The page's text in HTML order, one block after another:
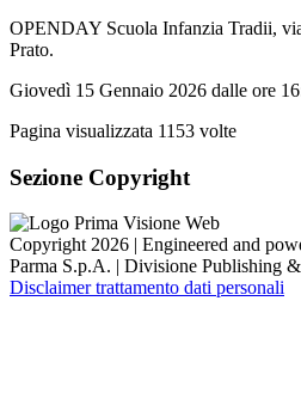
OPENDAY Scuola Infanzia Tradii,
Prato.
Giovedì 15 Gennaio 2026 dalle ore
Pagina visualizzata 1153 volte
Sezione Copyright
Copyright 2026 | Engineered and
Parma S.p.A. | Divisione Publishing
Disclaimer trattamento dati personali